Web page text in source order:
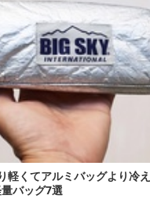
軽くてアルミバッグより冷
バッグ7選